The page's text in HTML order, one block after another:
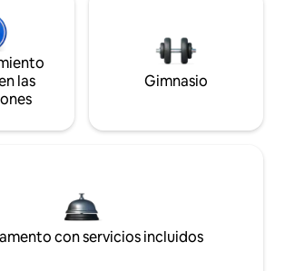
las
Gimnasio
con servicios incluidos